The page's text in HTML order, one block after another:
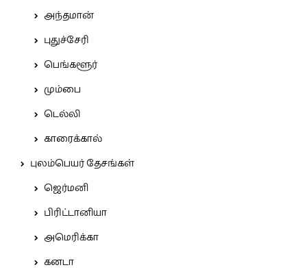
அந்தமான்
புதுச்சேரி
பெங்களூர்
மும்பை
டெல்லி
காரைக்கால்
புலம்பெயர் தேசங்கள்
ஜெர்மனி
பிரிட்டானியா
அமெரிக்கா
கனடா